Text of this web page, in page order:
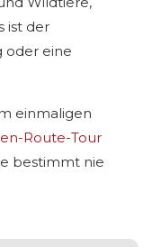
ist der
oder eine
einmaligen
Route-Tour
bestimmt nie